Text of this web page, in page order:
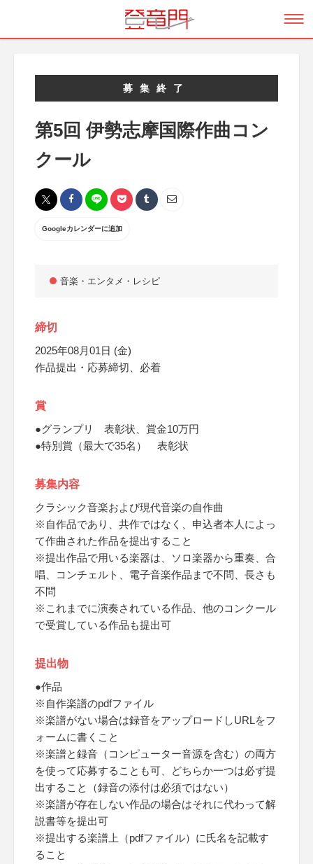
募集終了
第5回 伊勢志摩国際作曲コン
クール
Googleカレンダーに追加
音楽・エンタメ・レシピ
締切
2025年08月01日 (金)
作品提出・応募締切、必着
賞
●グランプリ 表彰状、賞金10万円
●特別賞（最大で35名） 表彰状
募集内容
クラシック音楽および現代音楽の自作曲
※自作品であり、共作ではなく、申込者本人によっ
て作曲された作品を提出すること
※提出作品で用いる楽器は、ソロ楽器から重奏、合
唱、コンチェルト、電子音楽作品まで不問、長さも
不問
※これまでに演奏されている作品、他のコンクール
で受賞している作品も提出可
提出物
●作品
※自作楽譜のpdfファイル
※楽譜がない場合は録音をアップロードしURLをフ
ォームに書くこと
※楽譜と録音（コンピューター音源を含む）の両方
を使って応募することも可、どちらか一つは必ず提
出すること（録音の添付は必須ではない）
※楽譜が存在しない作品の場合はそれに代わって解
説書等を提出可
※提出する楽譜上（pdfファイル）に氏名を記載す
ること